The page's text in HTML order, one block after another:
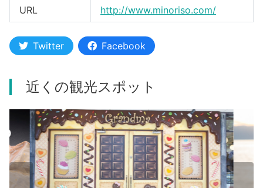
URL http://www.minoriso.com/
Twitter Facebook
近くの観光スポット